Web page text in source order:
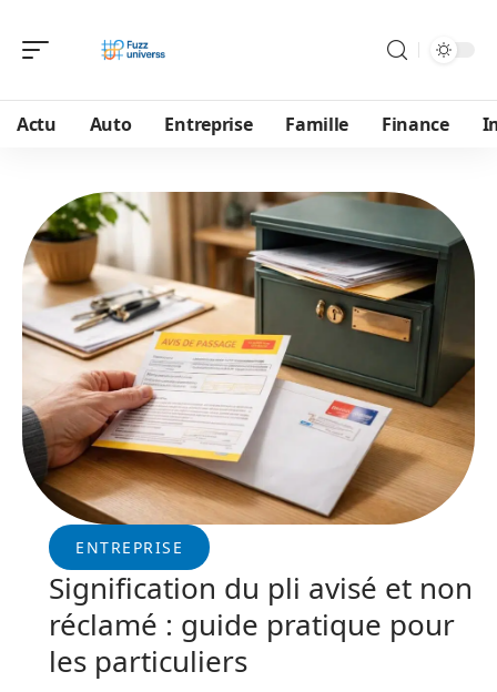
Actu Auto Entreprise Famille Finance
ENTREPRISE
Signification du pli avisé et non
réclamé : guide pratique pour
les particuliers